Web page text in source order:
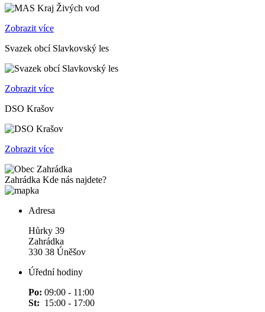
Zobrazit více
Svazek obcí Slavkovský les
Zobrazit více
DSO Krašov
Zobrazit více
Zahrádka Kde nás najdete?
Adresa
Hůrky 39
Zahrádka
330 38 Úněšov
Úřední hodiny
Po: 09:00 - 11:00
St: 15:00 - 17:00